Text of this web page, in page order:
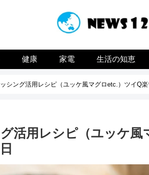
健康 家電 生活の知恵
シング活用レシピ（ユッケ風マグロetc.）ツイQ楽
活用レシピ（ユッケ風